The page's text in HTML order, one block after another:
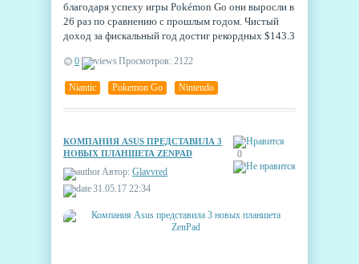
благодаря успеху игры Pokémon Go они выросли в
26 раз по сравнению с прошлым годом. Чистый
доход за фискальный год достиг рекордных $143.3
составляла всего $5.6 миллиона.
0 Просмотров: 2122
Niantic Pokemon Go Nintendo
0
КОМПАНИЯ ASUS ПРЕДСТАВИЛА 3
НОВЫХ ПЛАНШЕТА ZENPAD
Автор: Glavvred
31.05.17 22:34